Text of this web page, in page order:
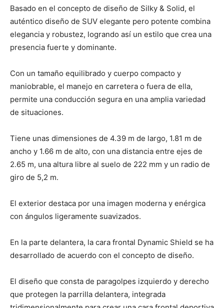
Basado en el concepto de diseño de Silky & Solid, el
auténtico diseño de SUV elegante pero potente combina
elegancia y robustez, logrando así un estilo que crea una
presencia fuerte y dominante.
Con un tamaño equilibrado y cuerpo compacto y
maniobrable, el manejo en carretera o fuera de ella,
permite una conducción segura en una amplia variedad
de situaciones.
Tiene unas dimensiones de 4.39 m de largo, 1.81 m de
ancho y 1.66 m de alto, con una distancia entre ejes de
2.65 m, una altura libre al suelo de 222 mm y un radio de
giro de 5,2 m.
El exterior destaca por una imagen moderna y enérgica
con ángulos ligeramente suavizados.
En la parte delantera, la cara frontal Dynamic Shield se ha
desarrollado de acuerdo con el concepto de diseño.
El diseño que consta de paragolpes izquierdo y derecho
que protegen la parrilla delantera, integrada